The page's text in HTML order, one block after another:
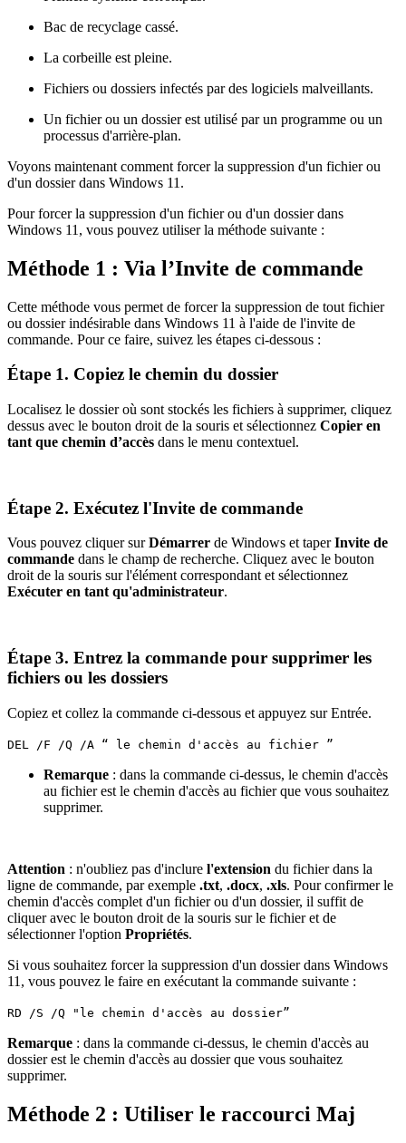
Bac de recyclage cassé.
La corbeille est pleine.
Fichiers ou dossiers infectés par des logiciels malveillants.
Un fichier ou un dossier est utilisé par un programme ou un
processus d'arrière-plan.
Voyons maintenant comment forcer la suppression d'un fichier ou
d'un dossier dans Windows 11.
Pour forcer la suppression d'un fichier ou d'un dossier dans
Windows 11, vous pouvez utiliser la méthode suivante :
Méthode 1 : Via l’Invite de commande
Cette méthode vous permet de forcer la suppression de tout fichier
ou dossier indésirable dans Windows 11 à l'aide de l'invite de
commande. Pour ce faire, suivez les étapes ci-dessous :
Étape 1. Copiez le chemin du dossier
Localisez le dossier où sont stockés les fichiers à supprimer, cliquez
dessus avec le bouton droit de la souris et sélectionnez Copier en
tant que chemin d’accès dans le menu contextuel.
Étape 2. Exécutez l'Invite de commande
Vous pouvez cliquer surDémarrer de Windows et taperInvite de
commande dans le champ de recherche. Cliquez avec le bouton
droit de la souris sur l'élément correspondant et sélectionnez
Exécuter en tant qu'administrateur.
Étape 3. Entrez la commande pour supprimer les
fichiers ou les dossiers
Copiez et collez la commande ci-dessous et appuyez sur Entrée.
DEL /F /Q /A “ le chemin d'accès au fichier ”
Remarque : dans la commande ci-dessus, le chemin d'accès
au fichier est le chemin d'accès au fichier que vous souhaitez
supprimer.
Attention : n'oubliez pas d'inclure l'extension du fichier dans la
ligne de commande, par exemple .txt, .docx, .xls. Pour confirmer le
chemin d'accès complet d'un fichier ou d'un dossier, il suffit de
cliquer avec le bouton droit de la souris sur le fichier et de
sélectionner l'option Propriétés.
Si vous souhaitez forcer la suppression d'un dossier dans Windows
11, vous pouvez le faire en exécutant la commande suivante :
RD /S /Q "le chemin d'accès au dossier”
Remarque : dans la commande ci-dessus, le chemin d'accès au
dossier est le chemin d'accès au dossier que vous souhaitez
supprimer.
Méthode 2 : Utiliser le raccourci Maj